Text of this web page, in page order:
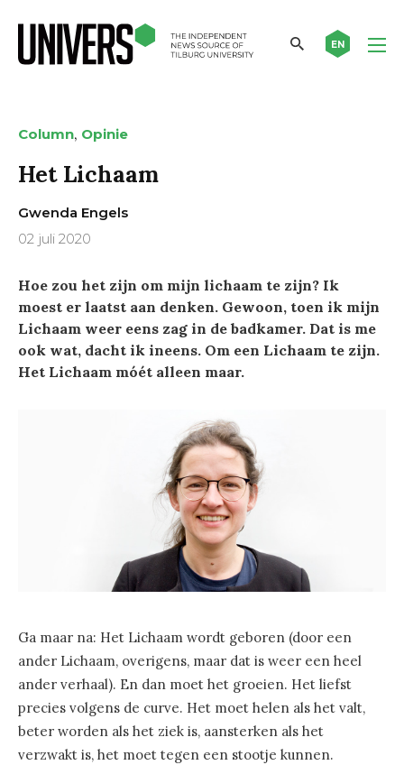
EN
Column, Opinie
Het Lichaam
Gwenda Engels
02 juli 2020
Hoe zou het zijn om mijn lichaam te zijn? Ik
moest er laatst aan denken. Gewoon, toen ik mijn
Lichaam weer eens zag in de badkamer. Dat is me
ook wat, dacht ik ineens. Om een Lichaam te zijn.
Het Lichaam móét alleen maar.
Ga maar na: Het Lichaam wordt geboren (door een
ander Lichaam, overigens, maar dat is weer een heel
ander verhaal). En dan moet het groeien. Het liefst
precies volgens de curve. Het moet helen als het valt,
beter worden als het ziek is, aansterken als het
verzwakt is, het moet tegen een stootje kunnen.